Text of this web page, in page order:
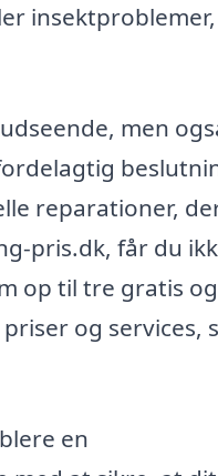
men
reparationer,
pris.dk, får du
op til tre gratis og
og services,
en